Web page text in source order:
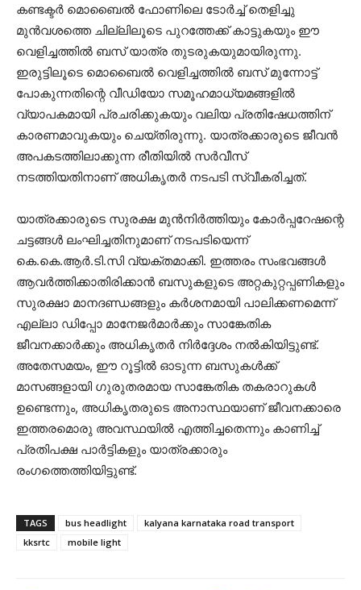
കണ്ടക്ടർ മൊബൈൽ ഫോണിലെ ടോർച്ച് തെളിച്ചു
മുൻവശത്തെ ചില്ലിലൂടെ പുറത്തേക്ക് കാട്ടുകയും ഈ
വെളിച്ചത്തിൽ ബസ് യാത്ര തുടരുകയുമായിരുന്നു.
ഇരുട്ടിലൂടെ മൊബൈൽ വെളിച്ചത്തിൽ ബസ് മുന്നോട്ട്
പോകുന്നതിന്റെ വീഡിയോ സമൂഹമാധ്യമങ്ങളിൽ
വ്യാപകമായി പ്രചരിക്കുകയും വലിയ പ്രതിഷേധത്തിന്
കാരണമാവുകയും ചെയ്തിരുന്നു. യാത്രക്കാരുടെ ജീവൻ
അപകടത്തിലാക്കുന്ന രീതിയിൽ സർവീസ്
നടത്തിയതിനാണ് അധികൃതർ നടപടി സ്വീകരിച്ചത്.
യാത്രക്കാരുടെ സുരക്ഷ മുൻനിർത്തിയും കോർപ്പറേഷന്റെ
ചട്ടങ്ങൾ ലംഘിച്ചതിനുമാണ് നടപടിയെന്ന്
കെ.കെ.ആർ.ടി.സി വ്യക്തമാക്കി. ഇത്തരം സംഭവങ്ങൾ
ആവർത്തിക്കാതിരിക്കാൻ ബസുകളുടെ അറ്റകുറ്റപ്പണികളും
സുരക്ഷാ മാനദണ്ഡങ്ങളും കർശനമായി പാലിക്കണമെന്ന്
എല്ലാ ഡിപ്പോ മാനേജർമാർക്കും സാങ്കേതിക
ജീവനക്കാർക്കും അധികൃതർ നിർദ്ദേശം നൽകിയിട്ടുണ്ട്.
അതേസമയം, ഈ റൂട്ടിൽ ഓടുന്ന ബസുകൾക്ക്
മാസങ്ങളായി ഗുരുതരമായ സാങ്കേതിക തകരാറുകൾ
ഉണ്ടെന്നും, അധികൃതരുടെ അനാസ്ഥയാണ് ജീവനക്കാരെ
ഇത്തരമൊരു അവസ്ഥയിൽ എത്തിച്ചതെന്നും കാണിച്ച്
പ്രതിപക്ഷ പാർട്ടികളും യാത്രക്കാരും
രംഗത്തെത്തിയിട്ടുണ്ട്.
TAGS bus headlight
kalyana karnataka road transport
kksrtc
mobile light